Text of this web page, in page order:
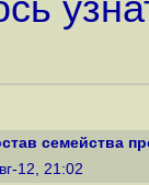
семейства
12, 21:02